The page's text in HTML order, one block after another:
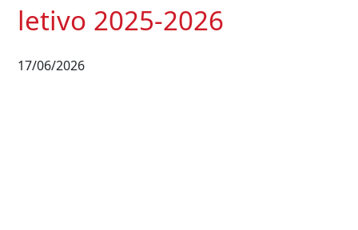
letivo 2025-2026
17/06/2026